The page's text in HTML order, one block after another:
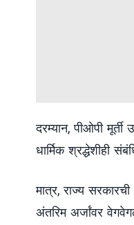
दरम्यान, पीओपी
धार्मिक श्रद्धेशीही
मात्र, राज्य
अंतरिम अर्जांवर